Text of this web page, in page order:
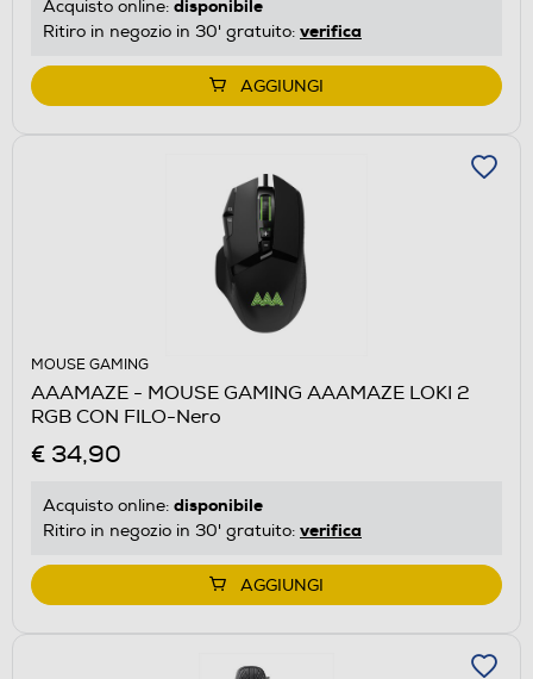
Acquisto online: disponibile
Ritiro in negozio in 30' gratuito: verifica
AGGIUNGI
MOUSE GAMING
AAAMAZE - MOUSE GAMING AAAMAZE LOKI 2
RGB CON FILO-Nero
€ 34,90
Acquisto online: disponibile
Ritiro in negozio in 30' gratuito: verifica
AGGIUNGI